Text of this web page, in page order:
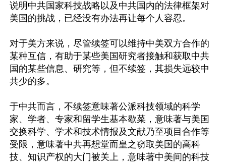
说明中共国家科技战略以及中共国内的法律框架对
美国的挑战，已经没有办法再让每个人容忍。
对于美方来说，尽管续签可以维持中美双方合作的
某种互信，有助于某些美国研究者接触和获取中共
国的某些信息、研究等，但不续签，其损失远较中
共少的多。
于中共而言，不续签意味著公派科技领域的科学
家、学者、专家和留学生基本歇菜，意味著与美国
交换科学、学术和技术情报及文献乃至项目合作等
受限，意味著中共再想堂而皇之窃取美国的高科
技、知识产权的大门被关上，意味著中美间的科技